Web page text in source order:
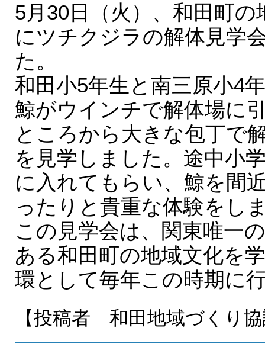
5月30日（火）、和田町の
にツチクジラの解体見学
た。
和田小5年生と南三原小4
鯨がウインチで解体場に
ところから大きな包丁で
を見学しました。途中小
に入れてもらい、鯨を間
ったりと貴重な体験をし
この見学会は、関東唯一
ある和田町の地域文化を
環として毎年この時期に
【投稿者 和田地域づくり